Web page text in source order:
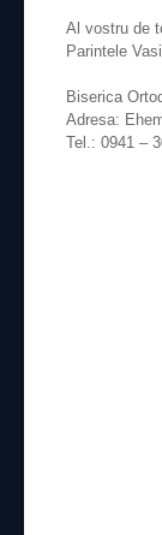
Al vostru de
Parintele
Biserica
Adresa:
Tel.: 0941 –